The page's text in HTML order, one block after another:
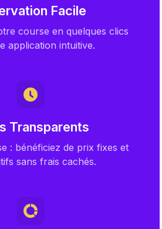
Facile
course en quelques clics
application intuitive.
Transparents
: bénéficiez de prix fixes et
sans frais cachés.